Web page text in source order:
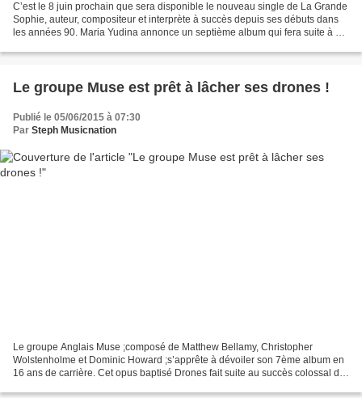
C’est le 8 juin prochain que sera disponible le nouveau single de La Grande
Sophie, auteur, compositeur et interprète à succès depuis ses débuts dans
les années 90. Maria Yudina annonce un septième album qui fera suite à La
Le groupe Muse est prêt à lâcher ses drones !
Publié le 05/06/2015 à 07:30
Par Steph Musicnation
Le groupe Anglais Muse ;composé de Matthew Bellamy, Christopher
Wolstenholme et Dominic Howard ;s’apprête à dévoiler son 7ème album en
16 ans de carrière. Cet opus baptisé Drones fait suite au succès colossal de